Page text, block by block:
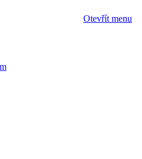
Otevřít menu